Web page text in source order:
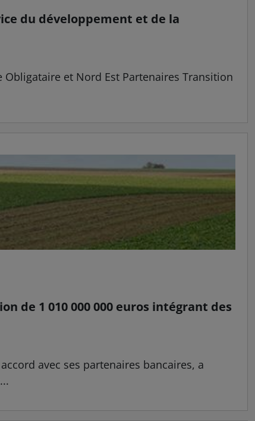
du développement et de la
et Nord Est Partenaires Transition
de 1 010 000 000 euros intégrant des
avec ses partenaires bancaires, a